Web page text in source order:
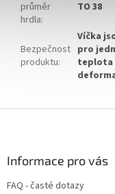
průměr
hrdla:
TO 38
Bezpečnost
produktu:
Víčka
pro
teplota
Informace pro vás
FAQ - časté dotazy